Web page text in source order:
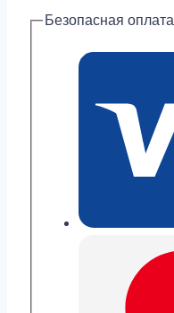
Безопасная оплата